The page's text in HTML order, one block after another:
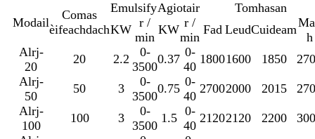
Modail
Comas
èifeachdach
EmulsifyAgiotair
Tomhasan
KW r /
min
KW r /
min
Fad LeudCuideam
h
Alrj-
20
20 2.2
0-
3500
0.37 0-
40
18001600 1850
Alrj-
50
50 3
0-
3500
0.75 0-
40
27002000 2015
Alrj-
100
100 3
0-
3500
1.5 0-
40
21202120 2200